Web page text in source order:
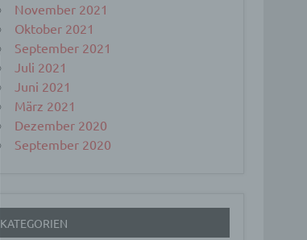
November 2021
Oktober 2021
September 2021
Juli 2021
Juni 2021
März 2021
Dezember 2020
September 2020
KATEGORIEN